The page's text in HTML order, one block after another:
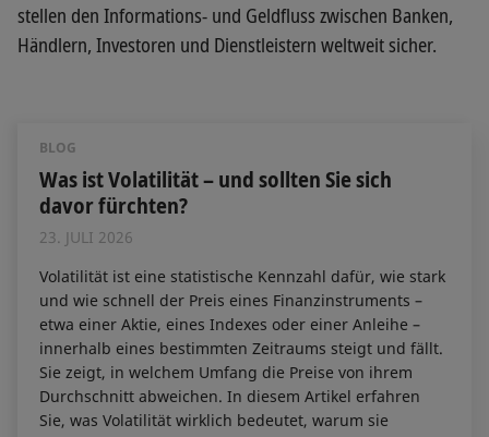
stellen den Informations- und Geldfluss zwischen Banken,
Händlern, Investoren und Dienstleistern weltweit sicher.
BLOG
Was ist Volatilität – und sollten Sie sich
davor fürchten?
23. JULI 2026
Volatilität ist eine statistische Kennzahl dafür, wie stark
und wie schnell der Preis eines Finanzinstruments –
etwa einer Aktie, eines Indexes oder einer Anleihe –
innerhalb eines bestimmten Zeitraums steigt und fällt.
Sie zeigt, in welchem Umfang die Preise von ihrem
Durchschnitt abweichen. In diesem Artikel erfahren
Sie, was Volatilität wirklich bedeutet, warum sie